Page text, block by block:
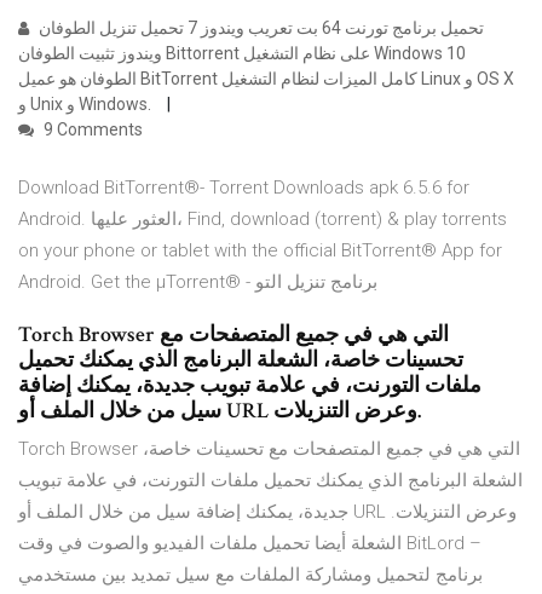
ويندوز تثبيت الطوفان Bittorrent على نظام التشغيل Windows 10
الطوفان هو عميل BitTorrent كامل الميزات لنظام التشغيل Linux و OS X
و Unix و Windows.
9 Comments
Download BitTorrent®- Torrent Downloads apk 6.5.6 for
Android. العثور عليها، Find, download (torrent) & play torrents
on your phone or tablet with the official BitTorrent® App for
Android. Get the µTorrent® - برنامج تنزيل التو
Torch Browser التي هي في جميع المتصفحات مع
تحسينات خاصة، الشعلة البرنامج الذي يمكنك تحميل
ملفات التورنت، في علامة تبويب جديدة، يمكنك إضافة
سيل من خلال الملف أو URL وعرض التنزيلات.
Torch Browser التي هي في جميع المتصفحات مع تحسينات خاصة،
الشعلة البرنامج الذي يمكنك تحميل ملفات التورنت، في علامة تبويب
جديدة، يمكنك إضافة سيل من خلال الملف أو URL وعرض التنزيلات.
الشعلة أيضا تحميل ملفات الفيديو والصوت في وقت BitLord –
برنامج لتحميل ومشاركة الملفات مع سيل تمديد بين مستخدمي